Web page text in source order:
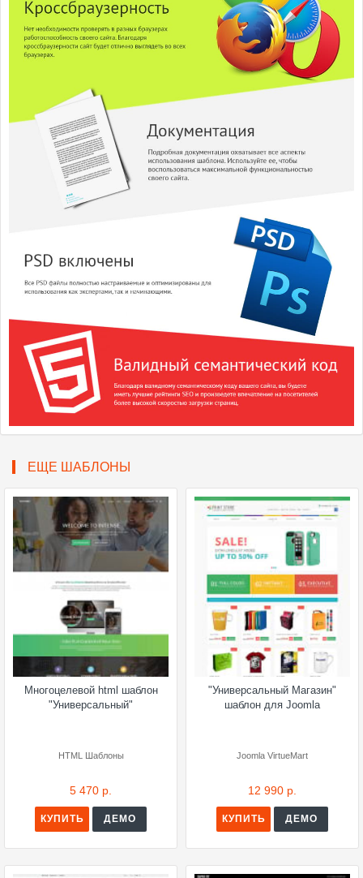
ЕЩЕ ШАБЛОНЫ
Многоцелевой html шаблон
"Универсальный"
HTML Шаблоны
5 470 р.
КУПИТЬ ДЕМО
"Универсальный Магазин"
шаблон для Joomla
Joomla VirtueMart
12 990 р.
КУПИТЬ ДЕМО